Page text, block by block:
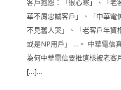
客戶抱怨：「很心寒」、「老
華不屑忠誠客戶」、「中華電
不見舊人哭」、「老客戶年資
或是NP用戶」 …。 中華電信
為何中華電信要推這樣被老客
[…]…